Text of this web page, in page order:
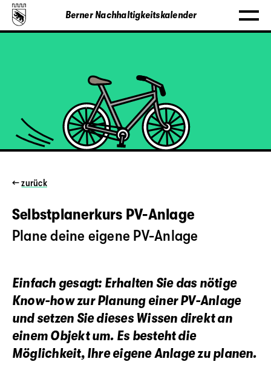
Berner Nachhaltigkeitskalender
←zurück
Selbstplanerkurs PV-Anlage
Plane deine eigene PV-Anlage
Einfach gesagt: Erhalten Sie das nötige
Know-how zur Planung einer PV-Anlage
und setzen Sie dieses Wissen direkt an
einem Objekt um. Es besteht die
Möglichkeit, Ihre eigene Anlage zu planen.